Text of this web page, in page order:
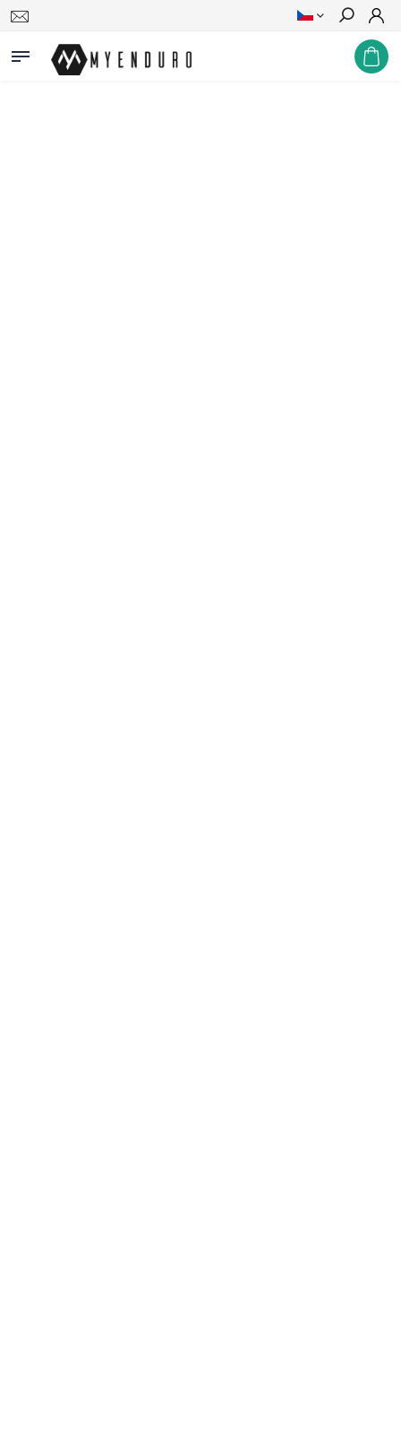
Hledat